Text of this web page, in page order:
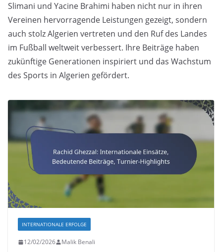
Slimani und Yacine Brahimi haben nicht nur in ihren
Vereinen hervorragende Leistungen gezeigt, sondern
auch stolz Algerien vertreten und den Ruf des Landes
im Fußball weltweit verbessert. Ihre Beiträge haben
zukünftige Generationen inspiriert und das Wachstum
des Sports in Algerien gefördert.
INTERNATIONALE ERFOLGE
12/02/2026 Malik Benali